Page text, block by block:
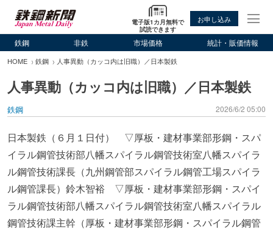
電子版1カ月無料で
試読できます
お申し込み
鉄鋼 非鉄 市場価格 統計・販価情報
HOME 鉄鋼 人事異動（カッコ内は旧職）／日本製鉄
人事異動（カッコ内は旧職）／日本製鉄
鉄鋼 2026/6/2 05:00
日本製鉄（６月１日付） ▽厚板・建材事業部形鋼・スパ
イラル鋼管技術部八幡スパイラル鋼管技術室八幡スパイラ
ル鋼管技術課長（九州鋼管部スパイラル鋼管工場スパイラ
ル鋼管課長）鈴木智裕 ▽厚板・建材事業部形鋼・スパイ
ラル鋼管技術部八幡スパイラル鋼管技術室八幡スパイラル
鋼管技術課主幹（厚板・建材事業部形鋼・スパイラル鋼管